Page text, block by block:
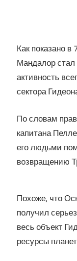
Как показано
Мандалор
активность
сектора
По словам
капитана
его людьми
возвращению
Похоже, что
получил
весь объект
ресурсы